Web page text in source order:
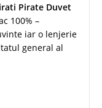
Pirate Duvet
100% –
iar o lenjerie
general al